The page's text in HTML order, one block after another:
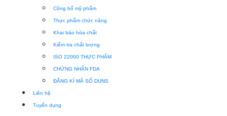
for
Dịch
vụ
khác
Công bố mỹ phẩm
Thực phẩm chức năng
Khai báo hóa chất
Kiểm tra chất lượng
ISO 22000 THỰC PHẨM
CHỨNG NHẬN FDA
ĐĂNG KÍ MÃ SỐ DUNS
Liên hệ
Tuyển dụng